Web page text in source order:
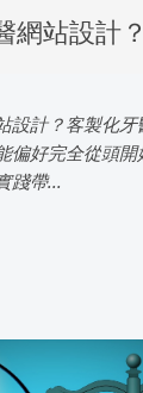
網站設計？
設計？客製化
偏好完全從頭
踐帶...